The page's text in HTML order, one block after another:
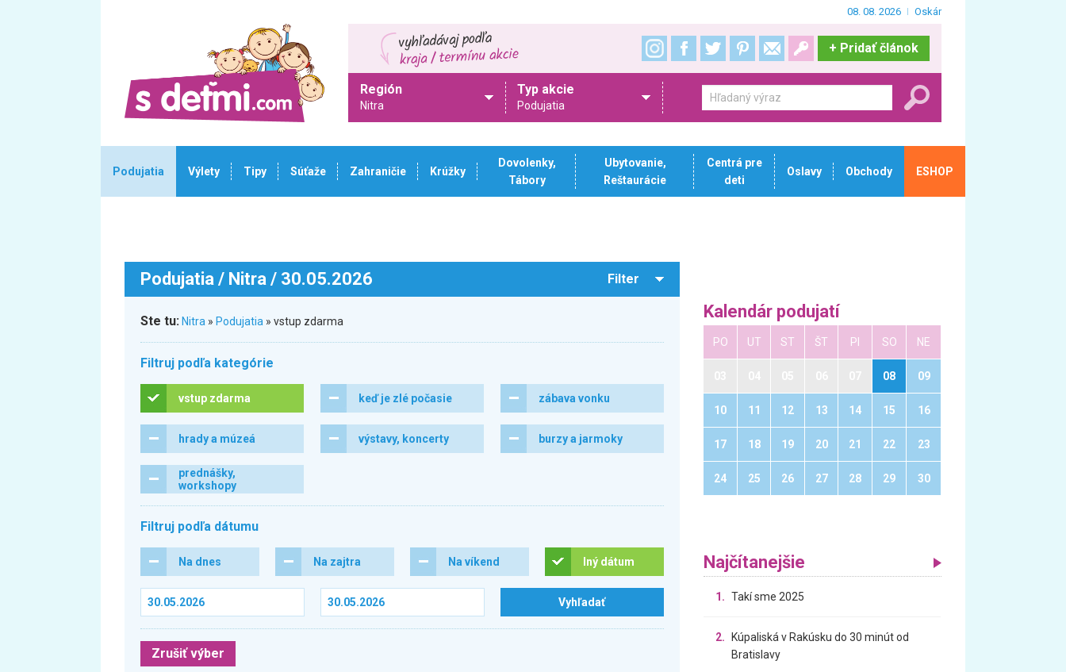
08. 08. 2026 Oskár
+ Pridať článok
Región
Nitra
Typ akcie
Podujatia
Podujatia Výlety Tipy Súťaže Zahraničie Krúžky
Dovolenky,
Tábory
Ubytovanie,
Reštaurácie
Centrá pre
deti
Oslavy Obchody ESHOP
Podujatia / Nitra / 30.05.2026 Filter
Ste tu: Nitra » Podujatia » vstup zdarma
Filtruj podľa kategórie
vstup zdarma keď je zlé počasie zábava vonku
hrady a múzeá výstavy, koncerty burzy a jarmoky
prednášky,
workshopy
Filtruj podľa dátumu
Na dnes Na zajtra Na víkend Iný dátum
Zrušiť výber
Kalendár podujatí
PO UT ST ŠT PI SO NE
08 09
10 11 12 13 14 15 16
17 18 19 20 21 22 23
24 25 26 27 28 29 30
Najčítanejšie
1. Takí sme 2025
2.
Kúpaliská v Rakúsku do 30 minút od
Bratislavy